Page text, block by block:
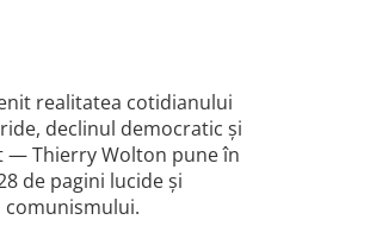
realitatea cotidianului
declinul democratic și
— Thierry Wolton pune în
de pagini lucide și